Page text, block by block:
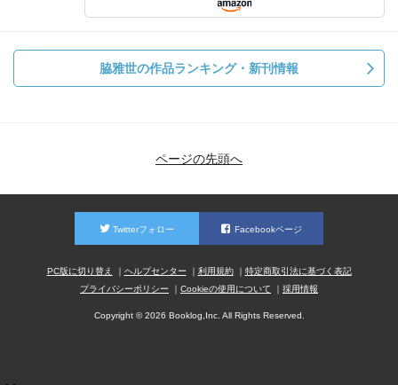
脇雅世の作品ランキング・新刊情報
ページの先頭へ
Twitterフォロー Facebookページ
PC版に切り替え ヘルプセンター 利用規約
特定商取引法に基づく表記
プライバシーポリシー
Cookieの使用について 採用情報
Copyright © 2026 Booklog,Inc. All Rights Reserved.